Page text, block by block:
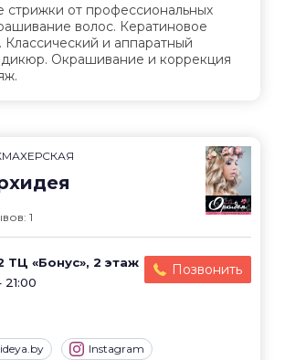
стрижки от профессиональных
волос. Кератиновое
и аппаратный
Окрашивание и коррекция
1
ТЦ «Бонус», 2 этаж
21:00
Позвонить
Instagram